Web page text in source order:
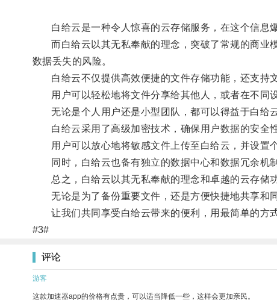
白给云是一种令人惊喜的云存储服务，在这个信息
而白给云以其无私奉献的理念，突破了常规的商业
数据丢失的风险。
白给云不仅提供高效便捷的文件存储功能，还支持文
用户可以轻松地将文件分享给其他人，或者在不同
无论是个人用户还是小型团队，都可以得益于白给云
白给云采用了高级加密技术，确保用户数据的安全性
用户可以放心地将敏感文件上传至白给云，并设置个
同时，白给云也备有独立的数据中心和数据冗余机
总之，白给云以其无私奉献的理念和卓越的云存储功
无论是为了备份重要文件，还是方便快捷地共享和同
让我们共同享受白给云带来的便利，用最简单的方式
#3#
评论
游客
这款加速器app的价格有点贵，可以适当降低一些，这样会更加亲民。